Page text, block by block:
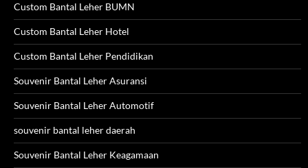
Custom Bantal Leher BUMN
Custom Bantal Leher Hotel
Custom Bantal Leher Pendidikan
Souvenir Bantal Leher Asuransi
Souvenir Bantal Leher Automotif
souvenir bantal leher daerah
Souvenir Bantal Leher Keagamaan